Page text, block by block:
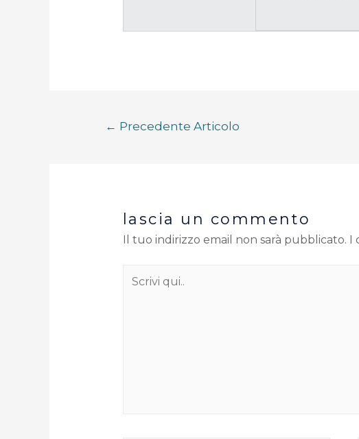
← Precedente Articolo
lascia un commento
Il tuo indirizzo email non sarà pubblicato.